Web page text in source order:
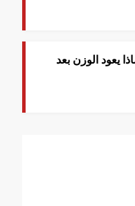
يعود الوزن بعد